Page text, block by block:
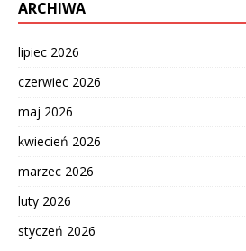
ARCHIWA
lipiec 2026
czerwiec 2026
maj 2026
kwiecień 2026
marzec 2026
luty 2026
styczeń 2026